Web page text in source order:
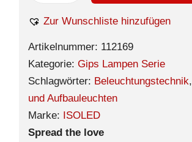
Zur Wunschliste hinzufügen
Artikelnummer: 112169
Kategorie: Gips Lampen Serie
Schlagwörter: Beleuchtungstechnik,
und Aufbauleuchten
Marke: ISOLED
Spread the love